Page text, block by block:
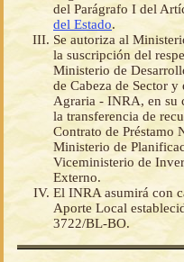
del Parágrafo I del
del Estado.
Se autoriza al
la suscripción del
Ministerio de
de Cabeza de Sector
Agraria - INRA, en su
la transferencia de
Contrato de Préstamo
Ministerio de
Viceministerio de
Externo.
El INRA asumirá con
Aporte Local
3722/BL-BO.